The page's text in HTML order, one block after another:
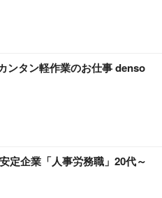
ンタン軽作業のお仕事 denso
定企業「人事労務職」20代～